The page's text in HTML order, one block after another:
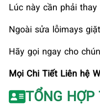
Lúc này cần phải
Ngoài sửa lỗimays
Hãy gọi ngay cho
Mọi Chi Tiết Liên hệ
TỔNG HỢP